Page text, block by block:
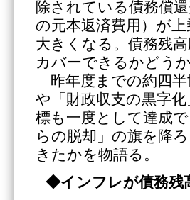
除されている債務償
の元本返済費用）が
大きくなる。債務残
カバーできるかどうか
昨年度までの約四半
や「財政収支の黒字
標も一度として達成
らの脱却」の旗を降
きたかを物語る。
◆インフレが債務残